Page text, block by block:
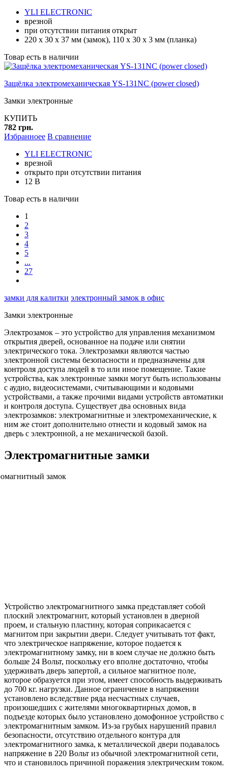
YLI ELECTRONIC
врезной
при отсутствии питания открыт
220 х 30 х 37 мм (замок), 110 х 30 х 3 мм (планка)
Товар есть в наличии
Защёлка электромеханическая YS-131NC (power closed)
Замки электронные
КУПИТЬ
782 грн.
Избранноее В сравнение
YLI ELECTRONIC
врезной
открыто при отсутствии питания
12 В
Товар есть в наличии
1
2
3
4
5
...
27
замки для калитки электронный замок в офис
Замки электронные
Электрозамок – это устройство для управления механизмом
открытия дверей, основанное на подаче или снятии
электрического тока. Электрозамки являются частью
электронной системы безопасности и предназначены для
контроля доступа людей в то или иное помещение. Такие
устройства, как электронные замки могут быть использованы
с аудио, видеосистемами, считывающими и кодовыми
устройствами, а также прочими видами устройств автоматики
и контроля доступа. Существует два основных вида
электрозамков: электромагнитные и электромеханические, к
ним же стоит дополнительно отнести и кодовый замок на
дверь с электронной, а не механической базой.
Электромагнитные замки
Устройство электромагнитного замка представляет собой
плоский электромагнит, который установлен в дверной
проем, и стальную пластину, которая соприкасается с
магнитом при закрытии двери. Следует учитывать тот факт,
что электрическое напряжение, которое подается к
электромагнитному замку, ни в коем случае не должно быть
больше 24 Вольт, поскольку его вполне достаточно, чтобы
удерживать дверь запертой, а сильное магнитное поле,
которое образуется при этом, имеет способность выдерживать
до 700 кг. нагрузки. Данное ограничение в напряжении
установлено вследствие ряда несчастных случаев,
произошедших с жителями многоквартирных домов, в
подъезде которых было установлено домофонное устройство с
электромагнитным замком. Из-за грубых нарушений правил
безопасности, отсутствию отдельного контура для
электромагнитного замка, к металлической двери подавалось
напряжение в 220 Вольт из обычной электромагнитной сети,
что и становилось причиной поражения электрическим током.